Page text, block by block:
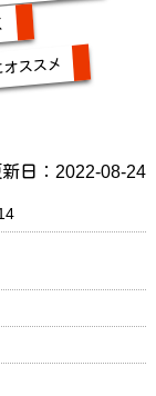
ススメ
新日：2022-08-24